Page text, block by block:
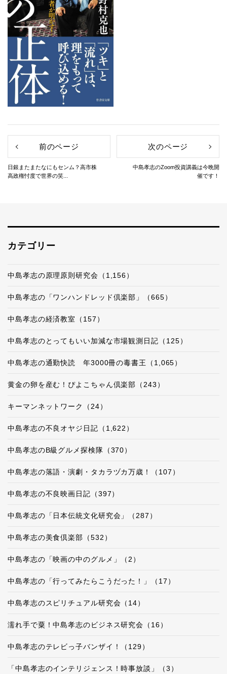
前のページ
日銀またまたなにもセンム？高市株
高政権忖度で世界の笑...
次のページ
中島孝志のZoom投資講義は今晩開
催です！
カテゴリー
中島孝志の原理原則研究会（1,156）
中島孝志の「ワンハンドレッド倶楽部」（665）
中島孝志の経済教室（157）
中島孝志のとってもいい加減な市場観測日記（125）
中島孝志の通勤快読 年3000冊の毒書王（1,065）
黄金の卵を産む！ぴよこちゃん倶楽部（243）
キーマンネットワーク（24）
中島孝志の不良オヤジ日記（1,622）
中島孝志のB級グルメ探検隊（370）
中島孝志の落語・演劇・タカラヅカ万歳！（107）
中島孝志の不良映画日記（397）
中島孝志の「日本伝統文化研究会」（287）
中島孝志の美食倶楽部（532）
中島孝志の「映画の中のグルメ」（2）
中島孝志の「行ってみたらこうだった！」（17）
中島孝志のスピリチュアル研究会（14）
濡れ手で粟！中島孝志のビジネス研究会（16）
中島孝志のテレビっ子バンザイ！（129）
「中島孝志のインテリジェンス！時事放談」（3）